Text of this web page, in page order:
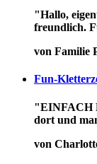
"Hallo,
freundlich.
von Familie
Fun-
"EINFACH
dort und
von